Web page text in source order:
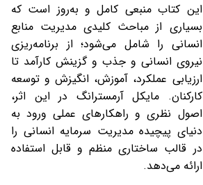
این کتاب منبعی کامل و به‌روز است که
بسیاری از مباحث کلیدی مدیریت منابع
انسانی را شامل می‌شود؛ از برنامه‌ریزی
نیروی انسانی و جذب و گزینش کارآمد تا
ارزیابی عملکرد، آموزش، انگیزش و توسعه
کارکنان. مایکل آرمسترانگ در این اثر،
اصول نظری و راهکارهای عملی ورود به
دنیای پیچیده مدیریت سرمایه انسانی را
در قالب ساختاری منظم و قابل استفاده
ارائه می‌دهد.